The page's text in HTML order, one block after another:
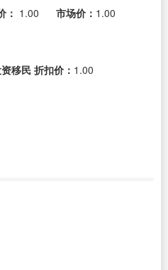
： 1.00 市场价： 1.00
移民 折扣价： 1.00